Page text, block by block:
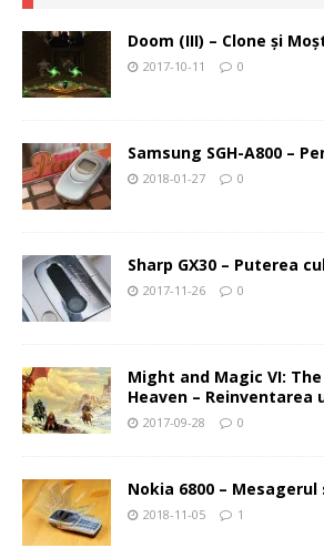
Doom (III) – Clone şi
2017-10-11 0
Samsung SGH-A800 –
2018-01-27 0
Sharp GX30 – Puterea
2017-11-26 0
Might and Magic VI:
Heaven – Reinventarea
2017-09-28 0
Nokia 6800 –
2018-11-05 1